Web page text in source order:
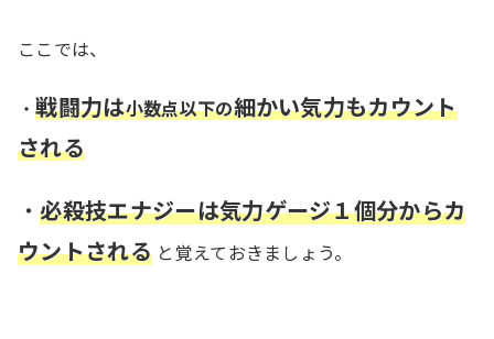
ここでは、
・戦闘力は小数点以下の細かい気力もカウント
される
・必殺技エナジーは気力ゲージ１個分からカ
ウントされると覚えておきましょう。